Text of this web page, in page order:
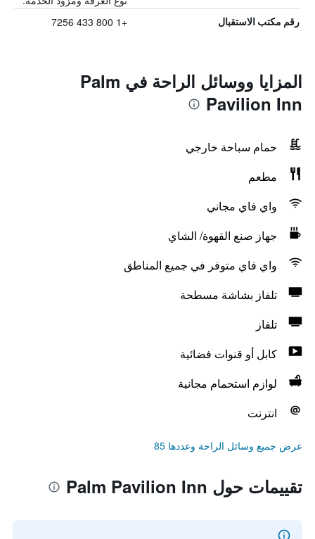
رقم مكتب الاستقبال +1 800 433 7256
المزايا ووسائل الراحة في Palm
Pavilion Inn
حمام سباحة خارجي
مطعم
واي فاي مجاني
جهاز صنع القهوة/ الشاي
واي فاي متوفر في جميع المناطق
تلفاز بشاشة مسطحة
تلفاز
كابل أو قنوات فضائية
لوازم استحمام مجانية
انترنت
عرض جميع وسائل الراحة وعددها 85
تقييمات حول Palm Pavilion Inn